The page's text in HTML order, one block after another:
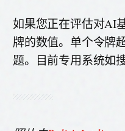
如果您正在评估对AI
牌的数值。单个令牌
题。目前专用系统如